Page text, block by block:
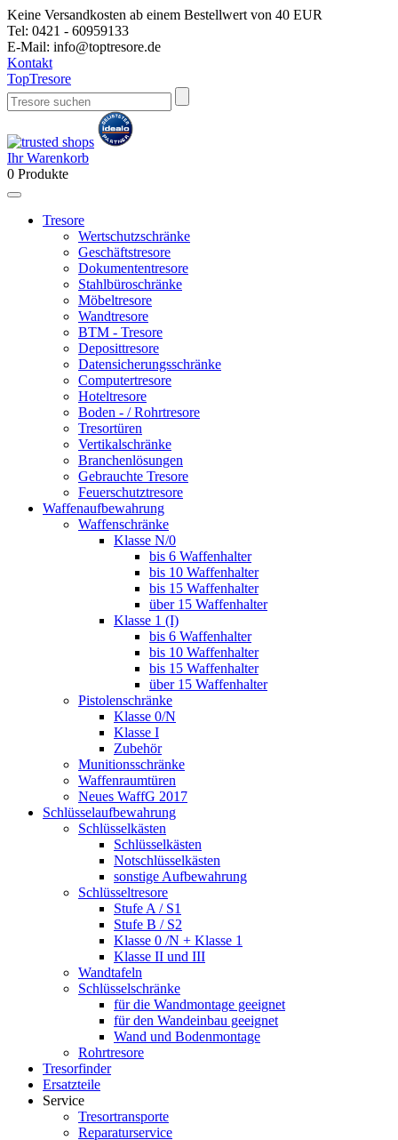
Keine Versandkosten ab einem Bestellwert von 40 EUR
Tel: 0421 - 60959133
E-Mail: info@toptresore.de
Kontakt
TopTresore
Ihr Warenkorb
0 Produkte
Tresore
Wertschutzschränke
Geschäftstresore
Dokumententresore
Stahlbüroschränke
Möbeltresore
Wandtresore
BTM - Tresore
Deposittresore
Datensicherungsschränke
Computertresore
Hoteltresore
Boden - / Rohrtresore
Tresortüren
Vertikalschränke
Branchenlösungen
Gebrauchte Tresore
Feuerschutztresore
Waffenaufbewahrung
Waffenschränke
Klasse N/0
bis 6 Waffenhalter
bis 10 Waffenhalter
bis 15 Waffenhalter
über 15 Waffenhalter
Klasse 1 (I)
bis 6 Waffenhalter
bis 10 Waffenhalter
bis 15 Waffenhalter
über 15 Waffenhalter
Pistolenschränke
Klasse 0/N
Klasse I
Zubehör
Munitionsschränke
Waffenraumtüren
Neues WaffG 2017
Schlüsselaufbewahrung
Schlüsselkästen
Schlüsselkästen
Notschlüsselkästen
sonstige Aufbewahrung
Schlüsseltresore
Stufe A / S1
Stufe B / S2
Klasse 0 /N + Klasse 1
Klasse II und III
Wandtafeln
Schlüsselschränke
für die Wandmontage geeignet
für den Wandeinbau geeignet
Wand und Bodenmontage
Rohrtresore
Tresorfinder
Ersatzteile
Service
Tresortransporte
Reparaturservice